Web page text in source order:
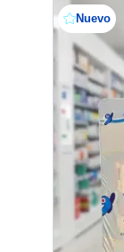
Nuevo